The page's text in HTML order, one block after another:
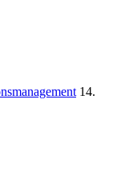
14.